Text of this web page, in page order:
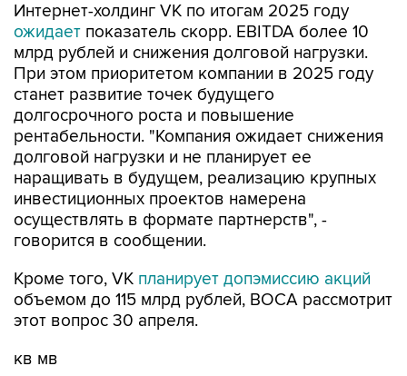
Интернет-холдинг VK по итогам 2025 году
ожидает показатель скорр. EBITDA более 10
млрд рублей и снижения долговой нагрузки.
При этом приоритетом компании в 2025 году
станет развитие точек будущего
долгосрочного роста и повышение
рентабельности. "Компания ожидает снижения
долговой нагрузки и не планирует ее
наращивать в будущем, реализацию крупных
инвестиционных проектов намерена
осуществлять в формате партнерств", -
говорится в сообщении.
Кроме того, VK планирует допэмиссию акций
объемом до 115 млрд рублей, ВОСА рассмотрит
этот вопрос 30 апреля.
кв мв